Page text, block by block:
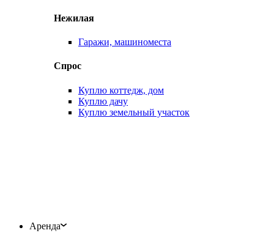
Нежилая
Гаражи, машиноместа
Спрос
Куплю коттедж, дом
Куплю дачу
Куплю земельный участок
Аренда